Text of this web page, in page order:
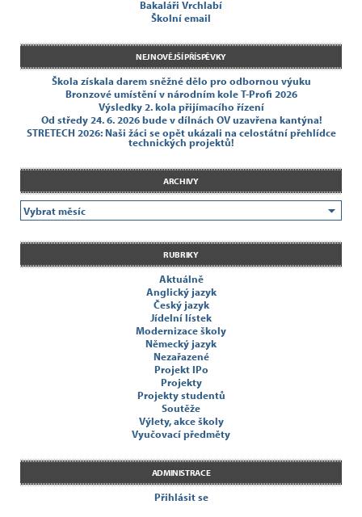
Bakaláři Vrchlabí
Školní email
NEJNOVĚJŠÍ PŘÍSPĚVKY
Škola získala darem sněžné dělo pro odbornou výuku
Bronzové umístění v národním kole T-Profi 2026
Výsledky 2. kola přijímacího řízení
Od středy 24. 6. 2026 bude v dílnách OV uzavřena kantýna!
STRETECH 2026: Naši žáci se opět ukázali na celostátní přehlídce
technických projektů!
ARCHIVY
RUBRIKY
Aktuálně
Anglický jazyk
Český jazyk
Jídelní lístek
Modernizace školy
Německý jazyk
Nezařazené
Projekt IPo
Projekty
Projekty studentů
Soutěže
Výlety, akce školy
Vyučovací předměty
ADMINISTRACE
Přihlásit se